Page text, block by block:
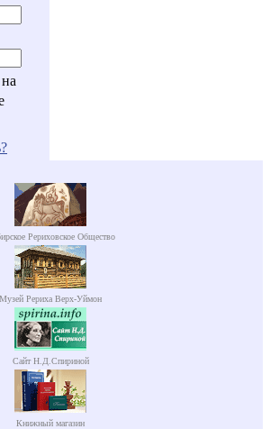
Рериховское Общество
Музей Рериха Верх-Уймон
Сайт Н.Д.Спириной
Книжный магазин